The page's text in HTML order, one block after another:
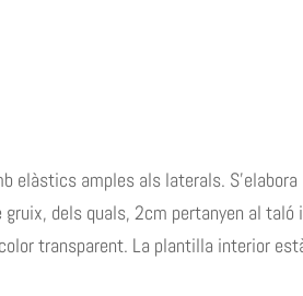
elàstics amples als laterals. S’elabora
dels quals, 2cm pertanyen al taló i
transparent. La plantilla interior